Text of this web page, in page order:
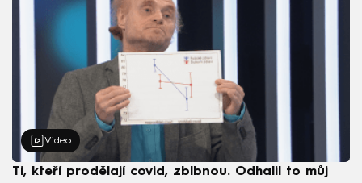
Video
Ti, kteří prodělají covid, zblbnou. Odhalil to můj